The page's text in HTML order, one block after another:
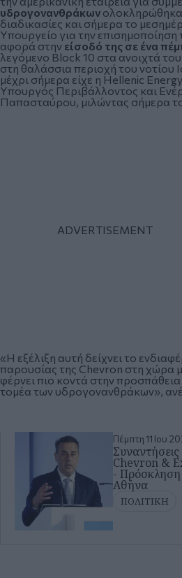
υδρογονανθράκων
διαδικασίες και σήμερα το
Υπουργείο για την
αφορά στηνείσοδό της σε ένα
λεγόμενο Block 10 στα ανοιχτά
στη θαλάσσια περιοχή του νοτίου
μέχρι σήμερα είχε η Hellenic
Υπουργός Περιβάλλοντος και
Παπασταύρου, μιλώντας σήμερα
«Η εξέλιξη αυτή δείχνει το
παρουσίας της Chevron στη χώρα
φέρνει πιο κοντά στην
τομέα των υδρογονανθράκων»,
Πέμπτη 11 Ιου
Chevron &
-
Αθήνα
ΠΟΛΙΤΙΚΗ